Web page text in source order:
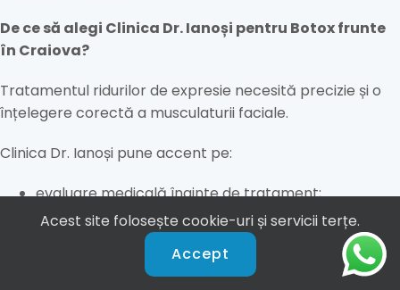
De ce să alegi Clinica Dr. Ianoși pentru Botox frunte
în Craiova?
Tratamentul ridurilor de expresie necesită precizie și o
înțelegere corectă a musculaturii faciale.
Clinica Dr. Ianoși pune accent pe:
evaluare medicală înainte de tratament;
abordare personalizată;
rezultate naturale;
păstrarea expresivității;
siguranța pacientului.
Acest site folosește cookie-uri și servicii terțe.
Accept